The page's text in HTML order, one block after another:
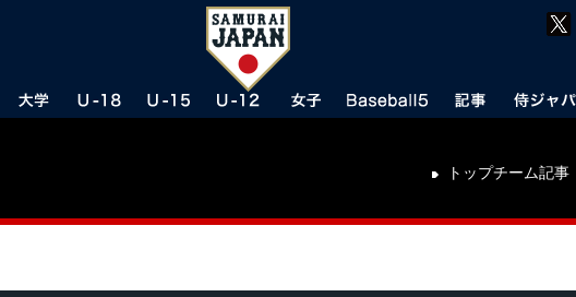
トップチーム記事